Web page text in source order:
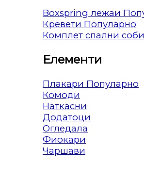
Boxspring лежаи
Кревети
Комплет спални соби
Елементи
Плакари
Комоди
Наткасни
Додатоци
Огледала
Фиокари
Чаршави